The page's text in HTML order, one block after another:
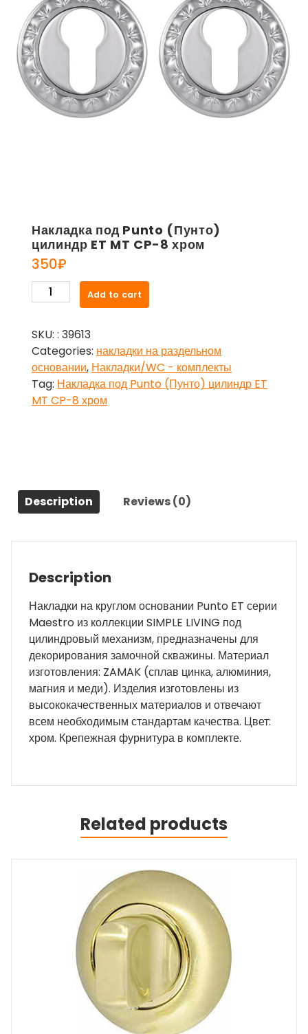
Накладка под Punto (Пунто)
цилиндр ET MT CP-8 хром
350₽
Накладка
под
(Пунто)
цилиндр
ET
MT
CP-
Add to cart
SKU: : 39613
Categories: накладки на раздельном
основании, Накладки/WC - комплекты
Tag: Накладка под Punto (Пунто) цилиндр ET
MT CP-8 хром
Description Reviews (0)
Description
Накладки на круглом основании Punto ET серии
Maestro из коллекции SIMPLE LIVING под
цилиндровый механизм, предназначены для
декорирования замочной скважины. Материал
изготовления: ZAMAK (сплав цинка, алюминия,
магния и меди). Изделия изготовлены из
высококачественных материалов и отвечают
всем необходимым стандартам качества. Цвет:
хром. Крепежная фурнитура в комплекте.
Related products